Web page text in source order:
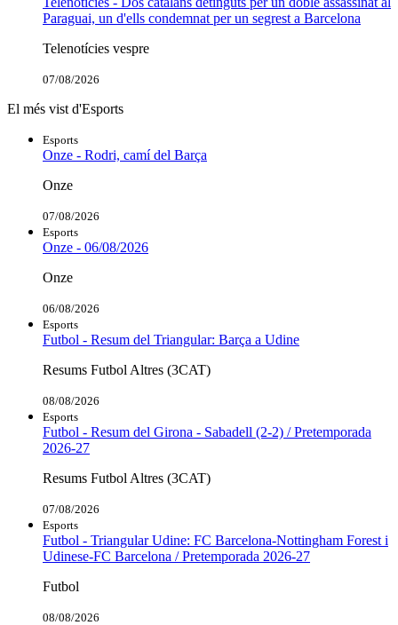
Paraguai, un d'ells condemnat per un segrest a Barcelona
Telenotícies vespre
07/08/2026
El més vist d'Esports
Esports
Onze - Rodri, camí del Barça
Onze
07/08/2026
Esports
Onze - 06/08/2026
Onze
06/08/2026
Esports
Futbol - Resum del Triangular: Barça a Udine
Resums Futbol Altres (3CAT)
08/08/2026
Esports
Futbol - Resum del Girona - Sabadell (2-2) / Pretemporada
2026-27
Resums Futbol Altres (3CAT)
07/08/2026
Esports
Futbol - Triangular Udine: FC Barcelona-Nottingham Forest i
Udinese-FC Barcelona / Pretemporada 2026-27
Futbol
08/08/2026